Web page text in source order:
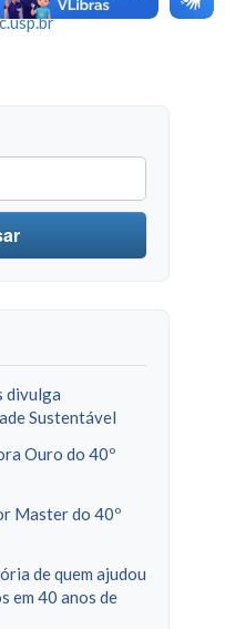
divulga
Sustentável
Ouro do 40º
Master do 40º
de quem ajudou
em 40 anos de